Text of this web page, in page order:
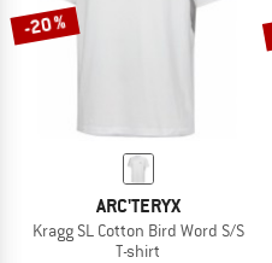
-20 %
ARC'TERYX
Kragg SL Cotton Bird Word S/S
T-shirt